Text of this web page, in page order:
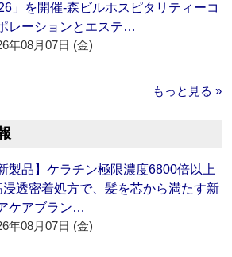
」を開催‐森ビルホスピタリティーコ
レーションとエステ…
年08月07日 (金)
もっと見る »
新製品】ケラチン極限濃度6800倍以上
浸透密着処方で、髪を芯から満たす新
ケアブラン…
年08月07日 (金)